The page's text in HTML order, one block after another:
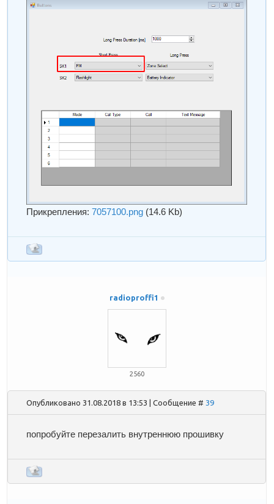
Прикрепления:7057100.png (14.6 Kb)
radioproffi1
2560
Опубликовано 31.08.2018 в 13:53 | Сообщение # 39
попробуйте перезалить внутреннюю прошивку